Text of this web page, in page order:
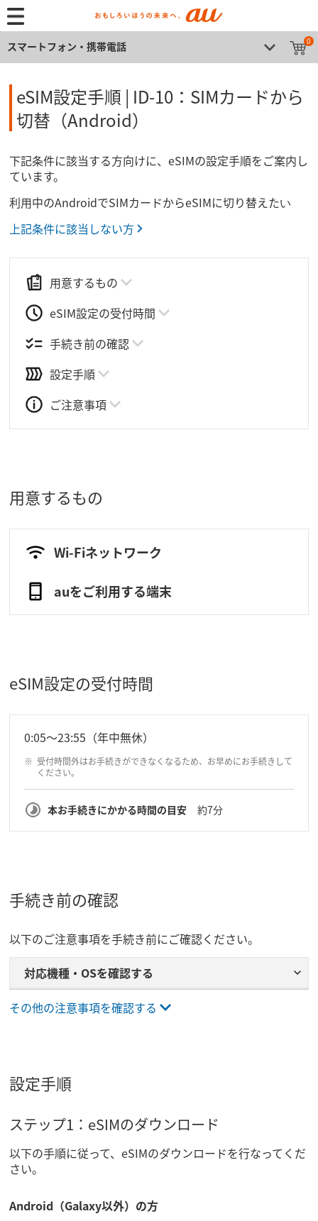
スマートフォン・携帯電話 0
eSIM設定手順 | ID-10：SIMカードから​
切替（Android）
下記条件に​該当する方​向けに、​eSIMの​設定手順を​ご案内し
ています。​
利用中の​Androidで​SIMカードから​eSIMに​切り替えたい​
上記条件に該当しない方
用意するもの
eSIM設定の受付時間
手続き前の確認
設定手順
ご注意事項
用意するもの
Wi-Fiネットワーク
auをご利用する端末
eSIM設定の受付時間
0:05～23:55（年中無休）
受付時間外はお手続きができなくなるため、お早めにお手続きして
ください。
本お手続きにかかる時間の目安 約7分
手続き前の確認
以下のご注意事項を手続き前にご確認ください。
対応機種・OSを​確認する​
その他の注意事項を確認する
設定手順
ステップ1：eSIMの​ダウンロード
以下の手順に従って、eSIMの​ダウンロードを行なってくだ
さい。
Android（Galaxy以外）の方